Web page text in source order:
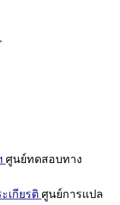
ศูนย์ทดสอบทาง
เกียรติ ศูนย์การแปล